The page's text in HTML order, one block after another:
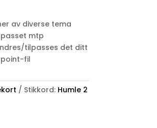
av diverse tema
mtp
tilpasses det ditt
fil
Stikkord: Humle 2